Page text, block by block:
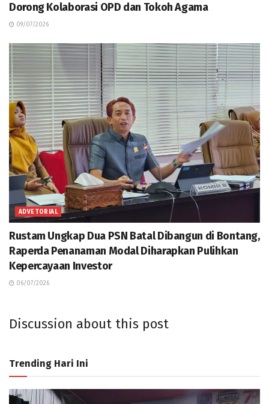
Dorong Kolaborasi OPD dan Tokoh Agama
09/07/2026
ADVETORIAL
Rustam Ungkap Dua PSN Batal Dibangun di Bontang,
Raperda Penanaman Modal Diharapkan Pulihkan
Kepercayaan Investor
06/07/2026
Discussion about this post
Trending Hari Ini